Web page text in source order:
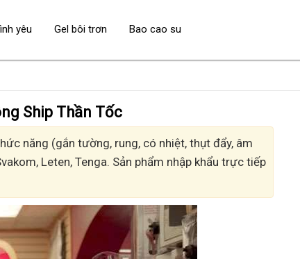
Ship Thần Tốc
năng (gắn tường, rung, có nhiệt, thụt đẩy, âm
Leten, Tenga. Sản phẩm nhập khẩu trực tiếp
yêu Gel bôi trơn Bao cao su